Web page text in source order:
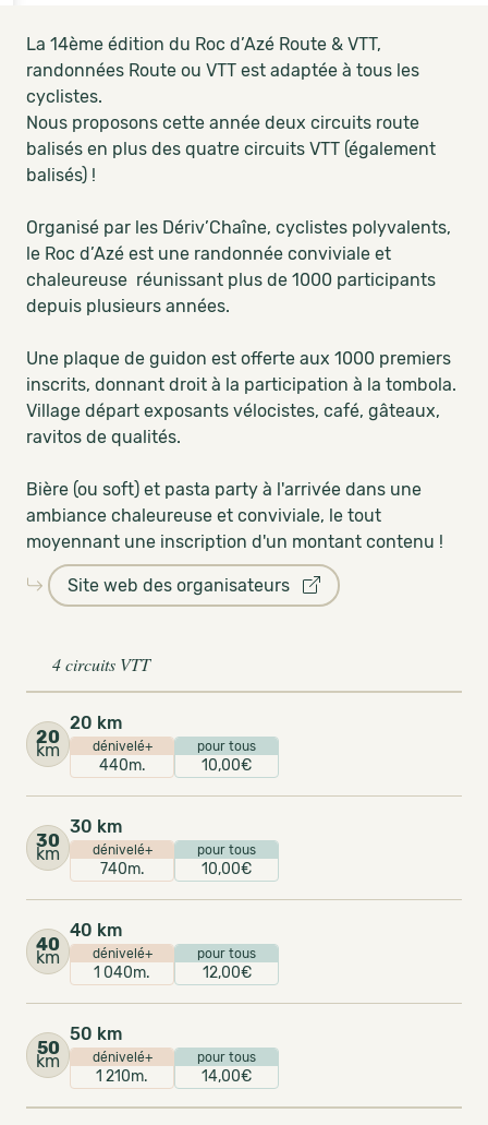
La 14ème édition du Roc d’Azé Route & VTT,
randonnées Route ou VTT est adaptée à tous les
cyclistes.
Nous proposons cette année deux circuits route
balisés en plus des quatre circuits VTT (également
balisés) !
Organisé par les Dériv’Chaîne, cyclistes polyvalents,
le Roc d’Azé est une randonnée conviviale et
chaleureuse réunissant plus de 1000 participants
depuis plusieurs années.
Une plaque de guidon est offerte aux 1000 premiers
inscrits, donnant droit à la participation à la tombola.
Village départ exposants vélocistes, café, gâteaux,
ravitos de qualités.
Bière (ou soft) et pasta party à l'arrivée dans une
ambiance chaleureuse et conviviale, le tout
moyennant une inscription d'un montant contenu !
Site web des organisateurs
4 circuits VTT
20
km
20 km
dénivelé+
440m.
pour tous
10,00€
30
km
30 km
dénivelé+
740m.
pour tous
10,00€
40
km
40 km
dénivelé+
1 040m.
pour tous
12,00€
50
km
50 km
dénivelé+
1 210m.
pour tous
14,00€